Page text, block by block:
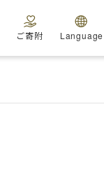
ご寄附 Language